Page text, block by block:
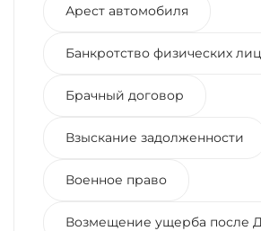
Арест автомобиля
Банкротство физических лиц
Брачный договор
Взыскание задолженности
Военное право
Возмещение ущерба после